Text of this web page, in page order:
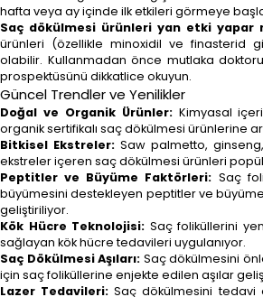
hafta veya ay içinde ilk etkileri görmeye
Saç dökülmesi ürünleri yan etki yapar
ürünleri (özellikle minoxidil ve finasterid
olabilir. Kullanmadan önce mutlaka
prospektüsünü dikkatlice okuyun.
Güncel Trendler ve Yenilikler
Doğal ve Organik Ürünler:Kimyasal
organik sertifikalı saç dökülmesi ürünlerine
Bitkisel Ekstreler:Saw palmetto, ginseng,
ekstreler içeren saç dökülmesi ürünleri
Peptitler ve Büyüme Faktörleri: Saç
büyümesini destekleyen peptitler ve
geliştiriliyor.
Kök Hücre Teknolojisi: Saç foliküllerini
sağlayan kök hücre tedavileri uygulanıyor.
Saç Dökülmesi Aşıları: Saç dökülmesini
için saç foliküllerine enjekte edilen aşılar
Lazer Tedavileri: Saç dökülmesini tedavi